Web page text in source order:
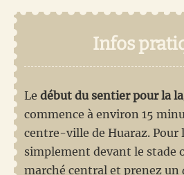
Infos
Le début du sentier pour la
commence à environ 15
centre-ville de Huaraz. Pour
simplement devant le stade
marché central et prenez un